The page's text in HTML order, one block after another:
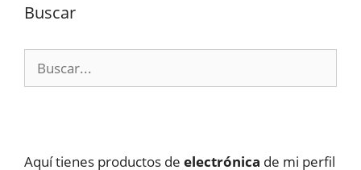
Buscar
Aquí tienes productos de electrónica de mi perfil